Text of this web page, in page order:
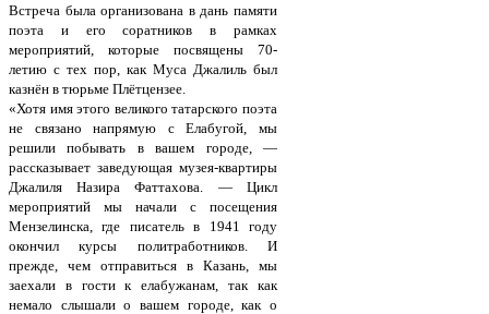
Встреча была организована в дань памяти
поэта и его соратников в рамках
мероприятий, которые посвящены 70-
летию с тех пор, как Муса Джалиль был
казнён в тюрьме Плётцензее.
«Хотя имя этого великого татарского поэта
не связано напрямую с Елабугой, мы
решили побывать в вашем городе, —
рассказывает заведующая музея-квартиры
Джалиля Назира Фаттахова. — Цикл
мероприятий мы начали с посещения
Мензелинска, где писатель в 1941 году
окончил курсы политработников. И
прежде, чем отправиться в Казань, мы
заехали в гости к елабужанам, так как
немало слышали о вашем городе, как о